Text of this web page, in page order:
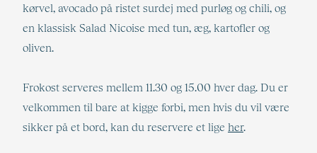
kørvel, avocado på ristet surdej med purløg og chili, og
en klassisk Salad Nicoise med tun, æg, kartofler og
oliven.
Frokost serveres mellem 11.30 og 15.00 hver dag. Du er
velkommen til bare at kigge forbi, men hvis du vil være
sikker på et bord, kan du reservere et lige her.